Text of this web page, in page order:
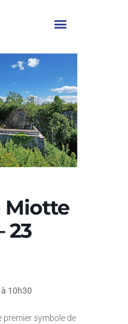
Miotte
23
10h30
premier symbole de